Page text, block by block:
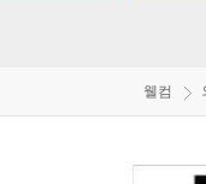
웰컴